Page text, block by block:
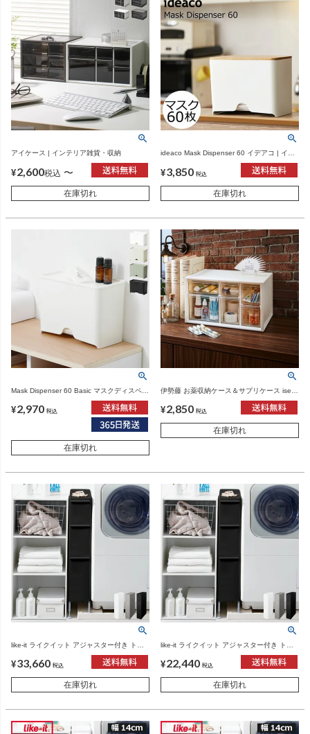
アイケース | インテリア雑貨・収納
¥2,600税込 〜
在庫切れ
ideaco Mask Dispenser 60 イデアコ | イン
¥3,850 税込
在庫切れ
Mask Dispenser 60 Basic マスクディスペン
¥2,970 税込
在庫切れ
伊勢藤 お薬収納ケース＆サプリケース iseto
¥2,850 税込
在庫切れ
like-it ライクイット アジャスター付き トー
リア雑貨
¥33,660 税込
在庫切れ
like-it ライクイット アジャスター付き トー
リア雑貨
¥22,440 税込
在庫切れ